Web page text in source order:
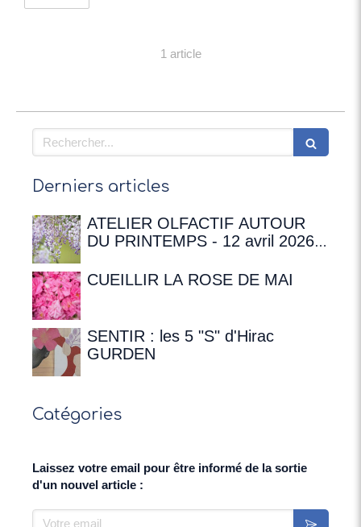
1 article
Rechercher
Derniers articles
ATELIER OLFACTIF AUTOUR
DU PRINTEMPS - 12 avril 2026 à
Chateaubriand
CUEILLIR LA ROSE DE MAI
SENTIR : les 5 "S" d'Hirac
GURDEN
Catégories
Laissez votre email pour être informé de la sortie
d'un nouvel article :
Votre email